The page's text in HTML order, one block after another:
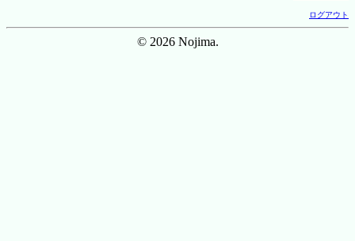
ログアウト
© 2026 Nojima.